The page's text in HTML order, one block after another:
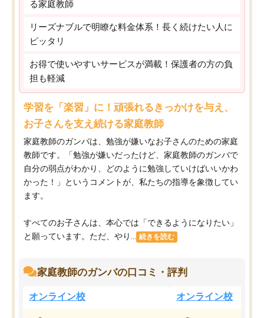
る家庭教師
リーズナブルで明瞭な料金体系！長く続けたい人に
ピッタリ
お得で使いやすいサービスが満載！保護者の方の負
担も軽減
学習を「楽習」に！頑張れるきっかけを与え、
お子さんを支え続ける家庭教師
家庭教師のガンバは、勉強が嫌いなお子さんのための家庭
教師です。「勉強が嫌いだったけど、家庭教師のガンバで
自分の弱点がわかり、どのように勉強していけばいいかわ
かった！」というコメントが、私たちの指導を象徴してい
ます。
すべてのお子さんは、本心では「できるようになりたい」
と願っています。ただ、やり...
続きを読む
家庭教師のガンバの口コミ・評判
オンライン校 オンライン校